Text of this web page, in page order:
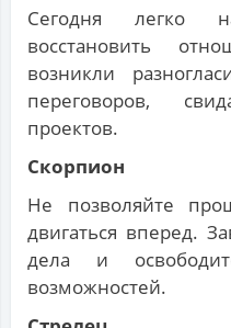
Сегодня легко
восстановить
возникли
переговоров,
проектов.
Скорпион
Не позволяйте
двигаться вперед.
дела и
возможностей.